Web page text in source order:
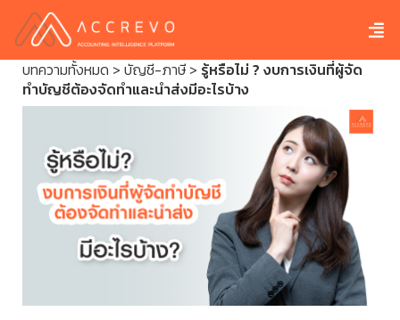
บทความทั้งหมด > บัญชี-ภาษี > รู้หรือไม่ ? งบการเงินที่ผู้จัด
ทำบัญชีต้องจัดทำและนำส่งมีอะไรบ้าง